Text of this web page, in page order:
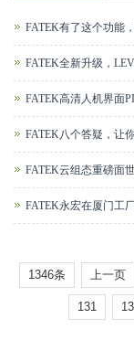
FATEK有了这个功能
FATEK全新升级，
FATEK高清人机界面
FATEK八个答疑，让
FATEK云组态重磅面
FATEK永宏在厦门工
1346条 上一页
131